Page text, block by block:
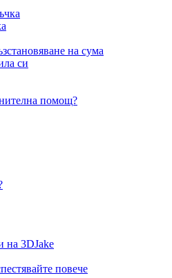
на сума
си
помощ?
на 3DJake
повече